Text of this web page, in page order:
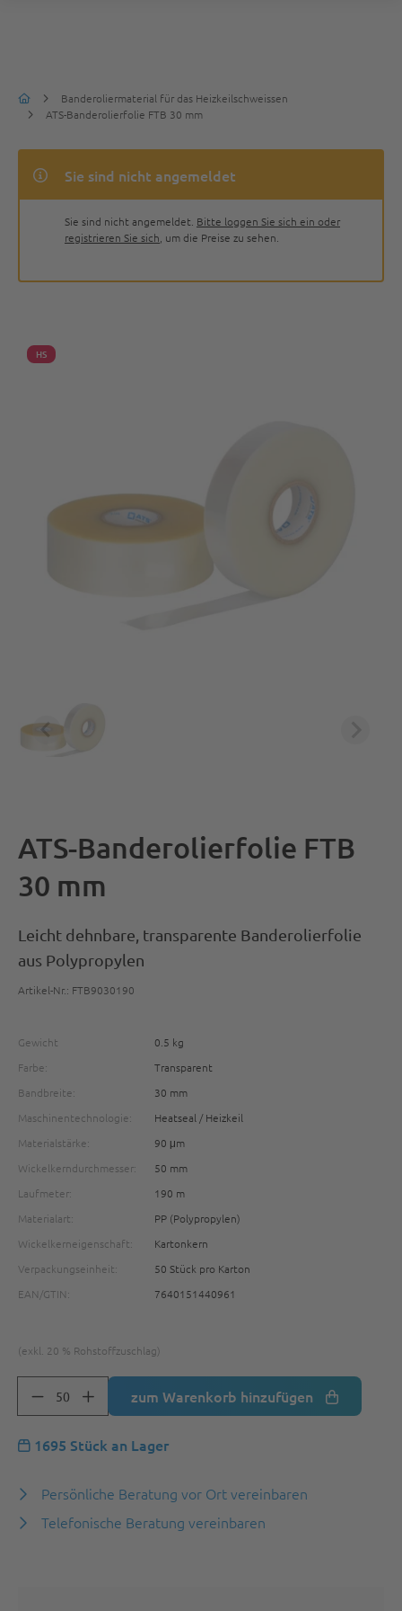
Banderoliermaterial für das Heizkeilschweissen
ATS-Banderolierfolie FTB 30 mm
Sie sind nicht angemeldet
Sie sind nicht angemeldet. Bitte loggen Sie sich ein oder
registrieren Sie sich , um die Preise zu sehen.
HS
ATS-Banderolierfolie FTB
30 mm
Leicht dehnbare, transparente Banderolierfolie
aus Polypropylen
Artikel-Nr.: FTB9030190
Gewicht
0.5 kg
Farbe:
Transparent
Bandbreite:
30 mm
Maschinentechnologie:
Heatseal / Heizkeil
Materialstärke:
90 μm
Wickelkerndurchmesser:
50 mm
Laufmeter:
190 m
Materialart:
PP (Polypropylen)
Wickelkerneigenschaft:
Kartonkern
Verpackungseinheit:
50 Stück pro Karton
EAN/GTIN:
7640151440961
(exkl. 20 % Rohstoffzuschlag)
zum Warenkorb hinzufügen
1695 Stück an Lager
Persönliche Beratung vor Ort vereinbaren
Telefonische Beratung vereinbaren